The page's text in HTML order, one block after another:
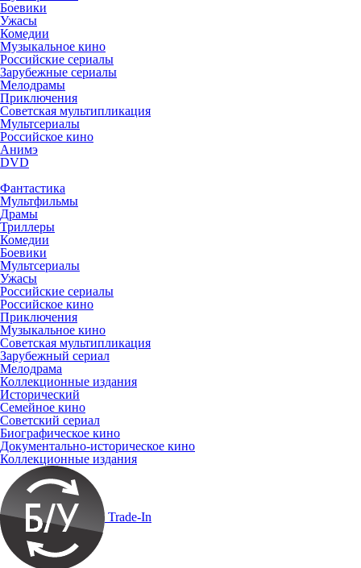
Боевики
Ужасы
Комедии
Музыкальное кино
Российские сериалы
Зарубежные сериалы
Мелодрамы
Приключения
Советская мультипликация
Мультсериалы
Российское кино
Анимэ
DVD
Фантастика
Мультфильмы
Драмы
Триллеры
Комедии
Боевики
Мультсериалы
Ужасы
Российские сериалы
Российское кино
Приключения
Музыкальное кино
Советская мультипликация
Зарубежный сериал
Мелодрама
Коллекционные издания
Исторический
Семейное кино
Советский сериал
Биографическое кино
Документально-историческое кино
Коллекционные издания
Trade-In